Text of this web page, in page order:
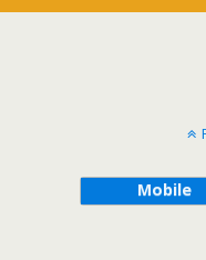
Mobile